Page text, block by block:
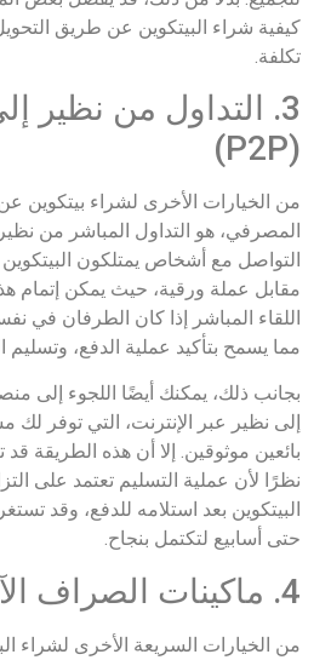
كيفية شراء البيتكوين عن طريق
تكلفة.
3. التداول من نظير
(P2P)
من الخيارات الأخرى لشراء بيتكوين
المصرفي، هو التداول المباشر من
التواصل مع أشخاص يمتلكون
مقابل عملة ورقية، حيث يمكن إتمام
اللقاء المباشر إذا كان الطرفان في
مما يسمح بتأكيد عملية الدفع، وتسليم
بجانب ذلك، يمكنك أيضًا اللجوء إلى
إلى نظير عبر الإنترنت، التي توفر لك
بائعين موثوقين. إلا أن هذه الطريقة
نظرًا لأن عملية التسليم تعتمد على
البيتكوين بعد استلامه للدفع، وقد
حتى أسابيع لتكتمل بنجاح.
4. ماكينات الصراف الآلي للبيتكوين
من الخيارات السريعة الأخرى لشراء